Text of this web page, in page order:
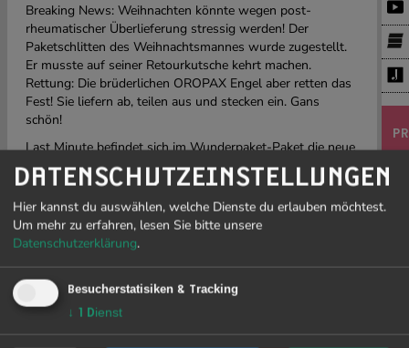
Breaking News: Weihnachten könnte wegen post-
rheumatischer Überlieferung stressig werden! Der
Paketschlitten des Weihnachtsmannes wurde zugestellt.
Er musste auf seiner Retourkutsche kehrt machen.
Rettung: Die brüderlichen OROPAX Engel aber retten das
Fest! Sie liefern ab, teilen aus und stecken ein. Gans
schön!
Last Minute befindet sich im Wunderpaket-Paket die neue
X-MAS ShowEilig Abend.
Neueste Ideen und gefeierte Kult-Sketche – welch schöne
Bescherung!
Das völlig ausgelieferte Publikum wird beschenkt mit
einem Balsam aus herrlichen Kostümen, gnadenloser
Improvisationsfreude und wunderbarem Weihnachtszwist.
Und da es bei diesem Fest immer zu viel von allem gibt,
gibt es zusätzlich dies und das und sonst noch viel mehr
von irgend etwas.
DATENSCHUTZEINSTELLUNGEN
Hier kannst du auswählen, welche Dienste du erlauben möchtest.
Um mehr zu erfahren, lesen Sie bitte unsere
Datenschutzerklärung.
Besucherstatisiken & Tracking
↓ 1 Dienst